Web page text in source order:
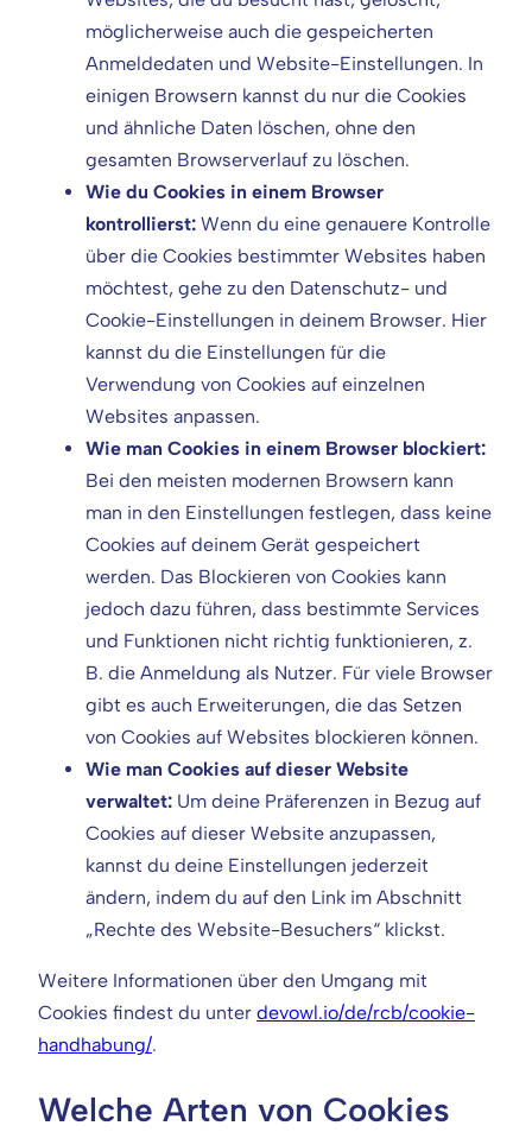
möglicherweise auch die gespeicherten
Anmeldedaten und Website-Einstellungen. In
einigen Browsern kannst du nur die Cookies
und ähnliche Daten löschen, ohne den
gesamten Browserverlauf zu löschen.
Wie du Cookies in einem Browser
kontrollierst: Wenn du eine genauere Kontrolle
über die Cookies bestimmter Websites haben
möchtest, gehe zu den Datenschutz- und
Cookie-Einstellungen in deinem Browser. Hier
kannst du die Einstellungen für die
Verwendung von Cookies auf einzelnen
Websites anpassen.
Wie man Cookies in einem Browser blockiert:
Bei den meisten modernen Browsern kann
man in den Einstellungen festlegen, dass keine
Cookies auf deinem Gerät gespeichert
werden. Das Blockieren von Cookies kann
jedoch dazu führen, dass bestimmte Services
und Funktionen nicht richtig funktionieren, z.
B. die Anmeldung als Nutzer. Für viele Browser
gibt es auch Erweiterungen, die das Setzen
von Cookies auf Websites blockieren können.
Wie man Cookies auf dieser Website
verwaltet: Um deine Präferenzen in Bezug auf
Cookies auf dieser Website anzupassen,
kannst du deine Einstellungen jederzeit
ändern, indem du auf den Link im Abschnitt
„Rechte des Website-Besuchers“ klickst.
Weitere Informationen über den Umgang mit
Cookies findest du unter devowl.io/de/rcb/cookie-
handhabung/.
Welche Arten von Cookies